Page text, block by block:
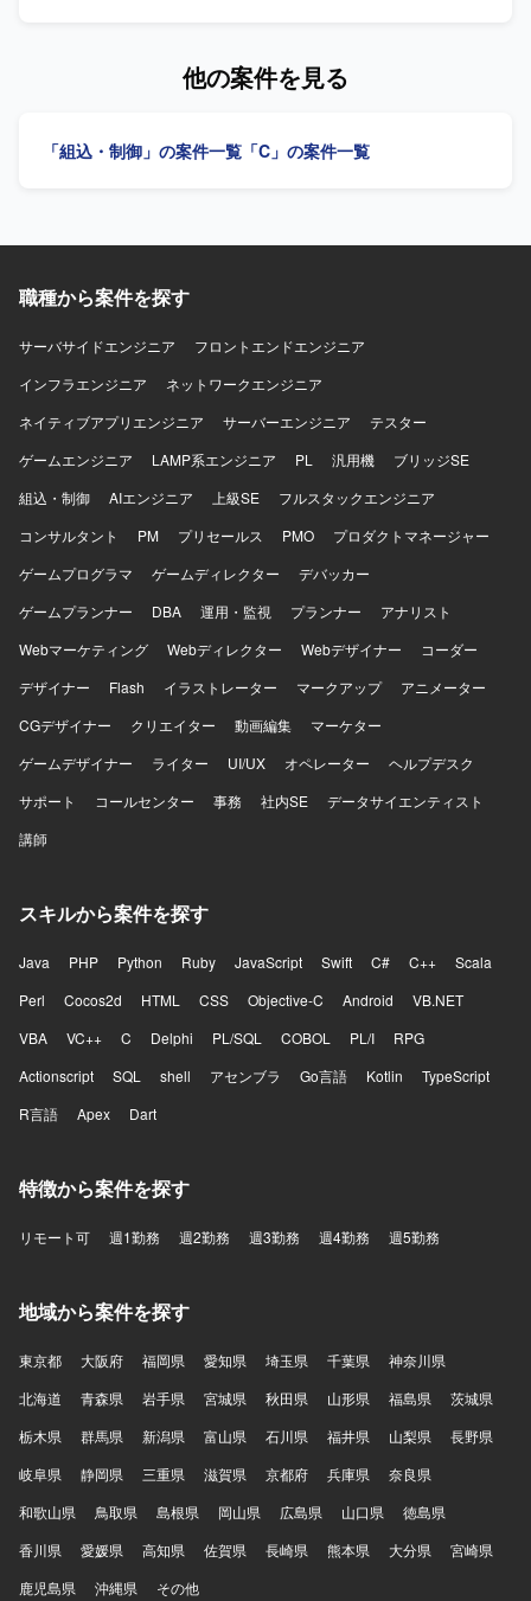
の開発経験を活かしつつ、ISO/SAE 21434対応など車載セ
み開発環境を想定しています。RedmineやJIRA等を用いた
像】 報告・連絡・相談および提案を行い、自身の進捗を管
ァームウェアアップデートおよびセキュリティ強化に関す
他の案件を見る
「組込・制御」の案件一覧 「C」の案件一覧
職種から案件を探す
サーバサイドエンジニア
フロントエンドエンジニア
インフラエンジニア
ネットワークエンジニア
ネイティブアプリエンジニア
サーバーエンジニア
テスター
ゲームエンジニア
LAMP系エンジニア PL 汎用機
ブリッジSE
組込・制御
AIエンジニア 上級SE
フルスタックエンジニア
コンサルタント
PM プリセールス PMO
プロダクトマネージャー
ゲームプログラマ
ゲームディレクター
デバッカー
ゲームプランナー
DBA 運用・監視 プランナー
アナリスト
Webマーケティング
Webディレクター Webデザイナー
コーダー
デザイナー
Flash イラストレーター マークアップ
アニメーター
CGデザイナー
クリエイター 動画編集
マーケター
ゲームデザイナー
ライター UI/UX オペレーター
ヘルプデスク
サポート
コールセンター 事務 社内SE
データサイエンティスト
講師
スキルから案件を探す
Java PHP Python Ruby JavaScript Swift C# C++
Scala
Perl
Cocos2d HTML CSS Objective-C Android
VB.NET
VBA
VC++ C Delphi PL/SQL COBOL PL/I
RPG
Actionscript
SQL shell アセンブラ Go言語 Kotlin
TypeScript
R言語
Apex Dart
特徴から案件を探す
リモート可 週1勤務 週2勤務 週3勤務 週4勤務 週5勤務
地域から案件を探す
東京都 大阪府 福岡県 愛知県 埼玉県 千葉県
神奈川県
北海道
青森県 岩手県 宮城県 秋田県 山形県 福島県
茨城県
栃木県
群馬県 新潟県 富山県 石川県 福井県 山梨県
長野県
岐阜県
静岡県 三重県 滋賀県 京都府 兵庫県
奈良県
和歌山県
鳥取県 島根県 岡山県 広島県 山口県
徳島県
香川県
愛媛県 高知県 佐賀県 長崎県 熊本県 大分県
宮崎県
鹿児島県
沖縄県 その他